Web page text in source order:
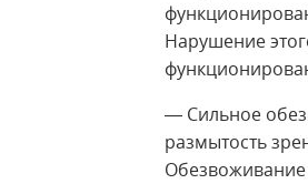
Нарушение
— Сильное
размытость
Обезвоживание